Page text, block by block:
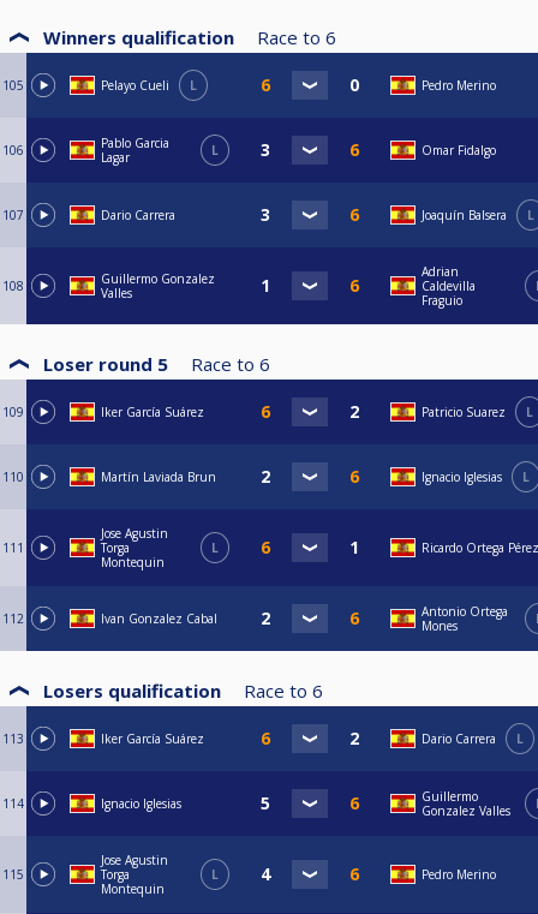
Winners qualification Race to 6
105 Pelayo Cueli L Pedro Merino
106
Pablo Garcia
Lagar
L Omar Fidalgo
107 Dario Carrera Joaquín Balsera L
108
Guillermo Gonzalez
Valles
Adrian
Caldevilla
Fraguio
Loser round 5 Race to 6
109 Iker García Suárez Patricio Suarez L
110 Martín Laviada Brun Ignacio Iglesias L
111
Jose Agustin
Torga
Montequin
L Ricardo Ortega Pérez
112 Ivan Gonzalez Cabal
Antonio Ortega
Mones
Losers qualification Race to 6
113 Iker García Suárez Dario Carrera L
114 Ignacio Iglesias
Guillermo
Gonzalez Valles
115
Jose Agustin
Torga
Montequin
L Pedro Merino